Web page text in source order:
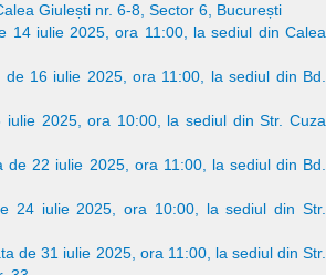
Giulești nr. 6-8, Sector 6, București
14 iulie 2025, ora 11:00, la sediul din Calea
16 iulie 2025, ora 11:00, la sediul din Bd.
2025, ora 10:00, la sediul din Str. Cuza
de 22 iulie 2025, ora 11:00, la sediul din Bd.
24 iulie 2025, ora 10:00, la sediul din Str.
de 31 iulie 2025, ora 11:00, la sediul din Str.